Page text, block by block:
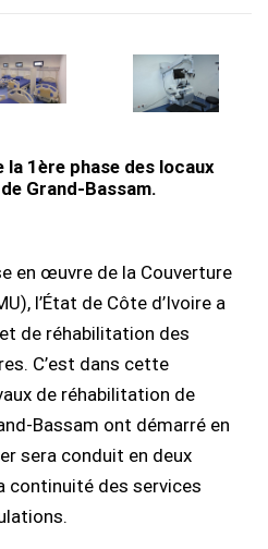
la 1ère phase des locaux
Grand-Bassam.
en œuvre de la Couverture
l’État de Côte d’Ivoire a
de réhabilitation des
C’est dans cette
de réhabilitation de
Bassam ont démarré en
sera conduit en deux
continuité des services